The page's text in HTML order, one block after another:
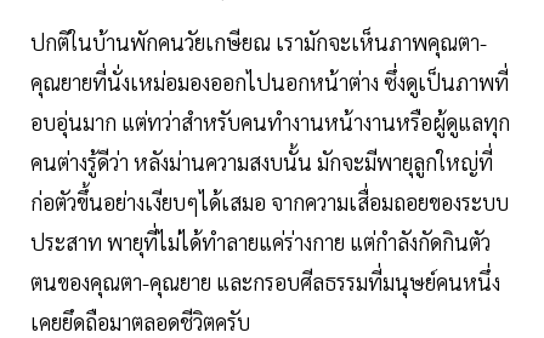
ปกติในบ้านพักคนวัยเกษียณ เรามักจะเห็นภาพคุณตา-
คุณยายที่นั่งเหม่อมองออกไปนอกหน้าต่าง ซึ่งดูเป็นภาพที่
อบอุ่นมาก แต่ทว่าสำหรับคนทำงานหน้างานหรือผู้ดูแลทุก
คนต่างรู้ดีว่า หลังม่านความสงบนั้น มักจะมีพายุลูกใหญ่ที่
ก่อตัวขึ้นอย่างเงียบๆได้เสมอ จากความเสื่อมถอยของระบบ
ประสาท พายุที่ไม่ได้ทำลายแค่ร่างกาย แต่กำลังกัดกินตัว
ตนของคุณตา-คุณยาย และกรอบศีลธรรมที่มนุษย์คนหนึ่ง
เคยยึดถือมาตลอดชีวิตครับ